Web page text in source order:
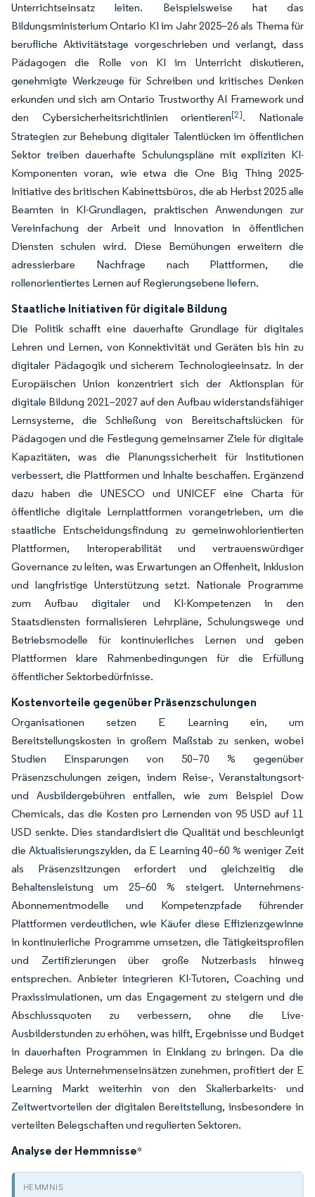
Unterrichtseinsatz leiten. Beispielsweise hat das
Bildungsministerium Ontario KI im Jahr 2025–26 als Thema für
berufliche Aktivitätstage vorgeschrieben und verlangt, dass
Pädagogen die Rolle von KI im Unterricht diskutieren,
genehmigte Werkzeuge für Schreiben und kritisches Denken
erkunden und sich am Ontario Trustworthy AI Framework und
den Cybersicherheitsrichtlinien orientieren[2]. Nationale
Strategien zur Behebung digitaler Talentlücken im öffentlichen
Sektor treiben dauerhafte Schulungspläne mit expliziten KI-
Komponenten voran, wie etwa die One Big Thing 2025-
Initiative des britischen Kabinettsbüros, die ab Herbst 2025 alle
Beamten in KI-Grundlagen, praktischen Anwendungen zur
Vereinfachung der Arbeit und Innovation in öffentlichen
Diensten schulen wird. Diese Bemühungen erweitern die
adressierbare Nachfrage nach Plattformen, die
rollenorientiertes Lernen auf Regierungsebene liefern.
Staatliche Initiativen für digitale Bildung
Die Politik schafft eine dauerhafte Grundlage für digitales
Lehren und Lernen, von Konnektivität und Geräten bis hin zu
digitaler Pädagogik und sicherem Technologieeinsatz. In der
Europäischen Union konzentriert sich der Aktionsplan für
digitale Bildung 2021–2027 auf den Aufbau widerstandsfähiger
Lernsysteme, die Schließung von Bereitschaftslücken für
Pädagogen und die Festlegung gemeinsamer Ziele für digitale
Kapazitäten, was die Planungssicherheit für Institutionen
verbessert, die Plattformen und Inhalte beschaffen. Ergänzend
dazu haben die UNESCO und UNICEF eine Charta für
öffentliche digitale Lernplattformen vorangetrieben, um die
staatliche Entscheidungsfindung zu gemeinwohlorientierten
Plattformen, Interoperabilität und vertrauenswürdiger
Governance zu leiten, was Erwartungen an Offenheit, Inklusion
und langfristige Unterstützung setzt. Nationale Programme
zum Aufbau digitaler und KI-Kompetenzen in den
Staatsdiensten formalisieren Lehrpläne, Schulungswege und
Betriebsmodelle für kontinuierliches Lernen und geben
Plattformen klare Rahmenbedingungen für die Erfüllung
öffentlicher Sektorbedürfnisse.
Kostenvorteile gegenüber Präsenzschulungen
Organisationen setzen E Learning ein, um
Bereitstellungskosten in großem Maßstab zu senken, wobei
Studien Einsparungen von 50–70 % gegenüber
Präsenzschulungen zeigen, indem Reise-, Veranstaltungsort-
und Ausbildergebühren entfallen, wie zum Beispiel Dow
Chemicals, das die Kosten pro Lernenden von 95 USD auf 11
USD senkte. Dies standardisiert die Qualität und beschleunigt
die Aktualisierungszyklen, da E Learning 40–60 % weniger Zeit
als Präsenzsitzungen erfordert und gleichzeitig die
Behaltensleistung um 25–60 % steigert. Unternehmens-
Abonnementmodelle und Kompetenzpfade führender
Plattformen verdeutlichen, wie Käufer diese Effizienzgewinne
in kontinuierliche Programme umsetzen, die Tätigkeitsprofilen
und Zertifizierungen über große Nutzerbasis hinweg
entsprechen. Anbieter integrieren KI-Tutoren, Coaching und
Praxissimulationen, um das Engagement zu steigern und die
Abschlussquoten zu verbessern, ohne die Live-
Ausbilderstunden zu erhöhen, was hilft, Ergebnisse und Budget
in dauerhaften Programmen in Einklang zu bringen. Da die
Belege aus Unternehmenseinsätzen zunehmen, profitiert der E
Learning Markt weiterhin von den Skalierbarkeits- und
Zeitwertvorteilen der digitalen Bereitstellung, insbesondere in
verteilten Belegschaften und regulierten Sektoren.
Analyse der Hemmnisse*